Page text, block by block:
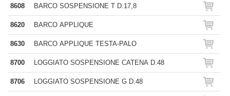
8608 BARCO SOSPENSIONE T D.17,8
8620 BARCO APPLIQUE
8630 BARCO APPLIQUE TESTA-PALO
8700 LOGGIATO SOSPENSIONE CATENA D.48
8706 LOGGIATO SOSPENSIONE G D.48